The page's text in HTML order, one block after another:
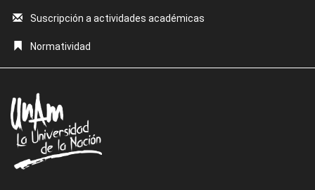
Suscripción a actividades académicas
Normatividad